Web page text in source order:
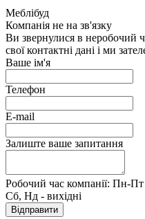
Меблібуд
Компанія не на зв'язку
Ви звернулися в неробочий
свої контактні дані і ми
Ваше ім'я
Телефон
E-mail
Залиште ваше запитання
Робочий час компанії: Пн-
Сб, Нд - вихідні